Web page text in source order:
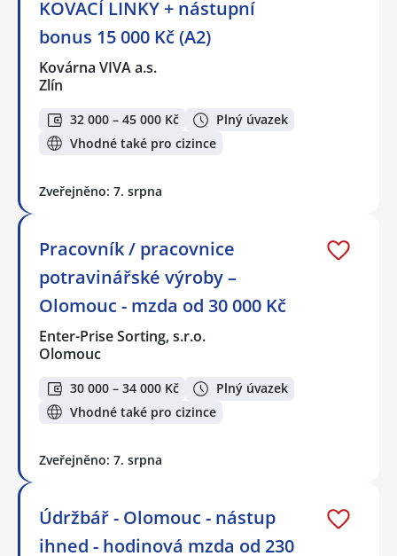
KOVACÍ LINKY + nástupní
bonus 15 000 Kč (A2)
Kovárna VIVA a.s.
Zlín
32 000 – 45 000 Kč
Plný úvazek
Vhodné také pro cizince
Zveřejněno: 7. srpna
Pracovník / pracovnice
potravinářské výroby –
Olomouc - mzda od 30 000 Kč
Enter-Prise Sorting, s.r.o.
Olomouc
30 000 – 34 000 Kč
Plný úvazek
Vhodné také pro cizince
Zveřejněno: 7. srpna
Údržbář - Olomouc - nástup
ihned - hodinová mzda od 230